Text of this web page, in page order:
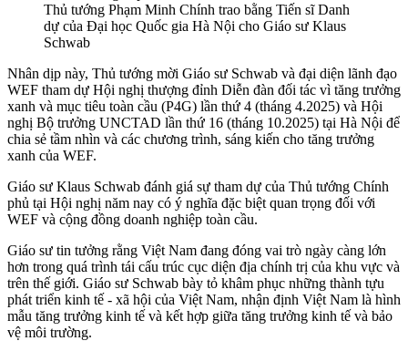
Thủ tướng Phạm Minh Chính trao bằng Tiến sĩ Danh
dự của Đại học Quốc gia Hà Nội cho Giáo sư Klaus
Schwab
Nhân dịp này, Thủ tướng mời Giáo sư Schwab và đại diện lãnh đạo
WEF tham dự Hội nghị thượng đỉnh Diễn đàn đối tác vì tăng trưởng
xanh và mục tiêu toàn cầu (P4G) lần thứ 4 (tháng 4.2025) và Hội
nghị Bộ trưởng UNCTAD lần thứ 16 (tháng 10.2025) tại Hà Nội để
chia sẻ tầm nhìn và các chương trình, sáng kiến cho tăng trưởng
xanh của WEF.
Giáo sư Klaus Schwab đánh giá sự tham dự của Thủ tướng Chính
phủ tại Hội nghị năm nay có ý nghĩa đặc biệt quan trọng đối với
WEF và cộng đồng doanh nghiệp toàn cầu.
Giáo sư tin tưởng rằng Việt Nam đang đóng vai trò ngày càng lớn
hơn trong quá trình tái cấu trúc cục diện địa chính trị của khu vực và
trên thế giới. Giáo sư Schwab bày tỏ khâm phục những thành tựu
phát triển kinh tế - xã hội của Việt Nam, nhận định Việt Nam là hình
mẫu tăng trưởng kinh tế và kết hợp giữa tăng trưởng kinh tế và bảo
vệ môi trường.